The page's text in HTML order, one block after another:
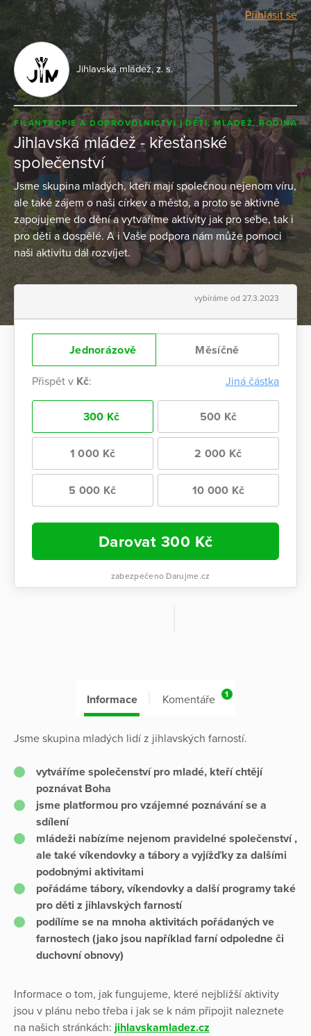
Přihlásit se
Jihlavská mládež, z. s.
FILANTROPIE A DOBROVOLNICTVÍ DĚTI, MLÁDEŽ, RODINA
Jihlavská mládež - křesťanské
společenství
Jsme skupina mladých, kteří mají společnou nejenom víru,
ale také zájem o naši církev a město, a proto se aktivně
zapojujeme do dění a vytváříme aktivity jak pro sebe, tak i
pro děti a dospělé. A i Vaše podpora nám může pomoci
naši aktivitu dál rozvíjet.
vybíráme od 27.3.2023
Jednorázově Měsíčně
Přispět v Kč: Jiná částka
300 Kč 500 Kč
1 000 Kč 2 000 Kč
5 000 Kč 10 000 Kč
Darovat 300 Kč
zabezpečeno Darujme.cz
Informace Komentáře 1
Jsme skupina mladých lidí z jihlavských farností.
vytváříme společenství pro mladé, kteří chtějí
poznávat Boha
jsme platformou pro vzájemné poznávání se a
sdílení
mládeži nabízíme nejenom pravidelné společenství ,
ale také víkendovky a tábory a vyjížďky za dalšími
podobnými aktivitami
pořádáme tábory, víkendovky a další programy také
pro děti z jihlavských farností
podílíme se na mnoha aktivitách pořádaných ve
farnostech (jako jsou například farní odpoledne či
duchovní obnovy)
Informace o tom, jak fungujeme, které nejbližší aktivity
jsou v plánu nebo třeba i jak se k nám připojit naleznete
na našich stránkách: jihlavskamladez.cz